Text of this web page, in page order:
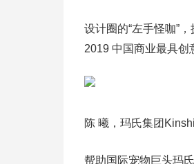
设计圈的“左手怪咖”
2019 中国商业最具创
陈 曦，玛氏集团
帮助国际宠物巨头玛